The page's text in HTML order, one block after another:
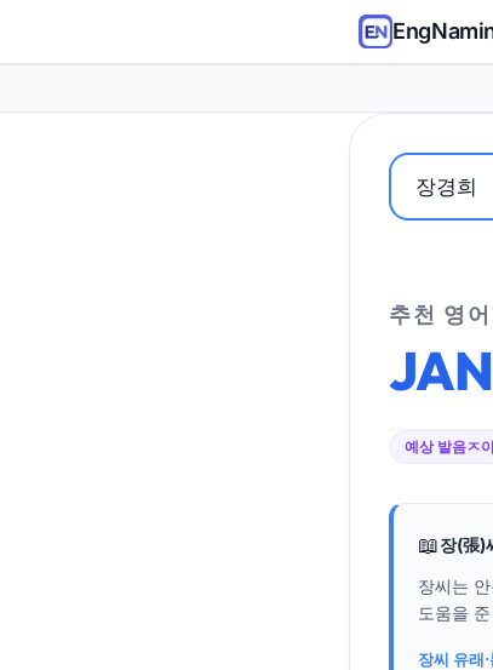
추천 영
예상 발음ㅈ
📖장(張)
장씨는
도움을
장씨 유래